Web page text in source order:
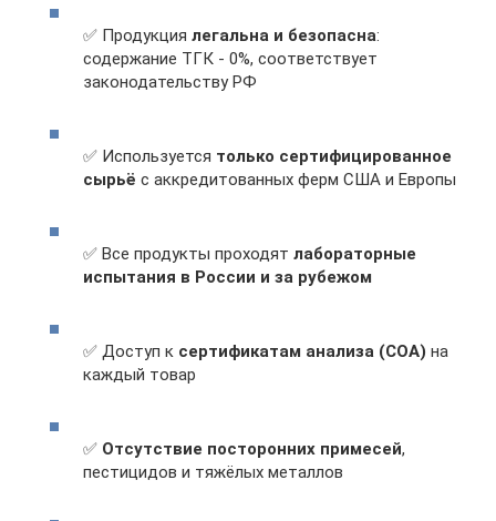
✅ Продукция легальна и безопасна:
содержание ТГК - 0%, соответствует
законодательству РФ
✅ Используется только сертифицированное
сырьё с аккредитованных ферм США и Европы
✅ Все продукты проходят лабораторные
испытания в России и за рубежом
✅ Доступ к сертификатам анализа (COA) на
каждый товар
✅ Отсутствие посторонних примесей,
пестицидов и тяжёлых металлов